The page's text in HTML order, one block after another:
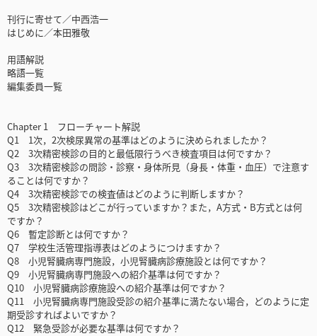
刊行に寄せて／中西浩一
はじめに／本田雅敬
用語解説
略語一覧
編集委員一覧
Chapter 1 フローチャート解説
Q1 1次，2次検尿異常の基準はどのように決められましたか？
Q2 3次精密検診の目的と最低限行うべき検査項目は何ですか？
Q3 3次精密検診の問診・診察・身体所見（身長・体重・血圧）で注意す
ることは何ですか？
Q4 3次精密検診での検査値はどのように判断しますか？
Q5 3次精密検診はどこが行っていますか？また，A方式・B方式とは何
ですか？
Q6 暫定診断とは何ですか？
Q7 学校生活管理指導表はどのようにつけますか？
Q8 小児腎臓病専門施設，小児腎臓病診療施設とは何ですか？
Q9 小児腎臓病専門施設への紹介基準は何ですか？
Q10 小児腎臓病診療施設への紹介基準は何ですか？
Q11 小児腎臓病専門施設受診の紹介基準に満たない場合，どのように定
期受診すればよいですか？
Q12 緊急受診が必要な基準は何ですか？